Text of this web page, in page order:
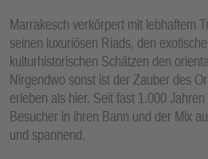
Marrakesch verkörpert mit lebhaftem
seinen luxuriösen Riads, den
kulturhistorischen Schätzen den
Nirgendwo sonst ist der Zauber des
erleben als hier. Seit fast 1.000
Besucher in ihren Bann und der Mix
und spannend.